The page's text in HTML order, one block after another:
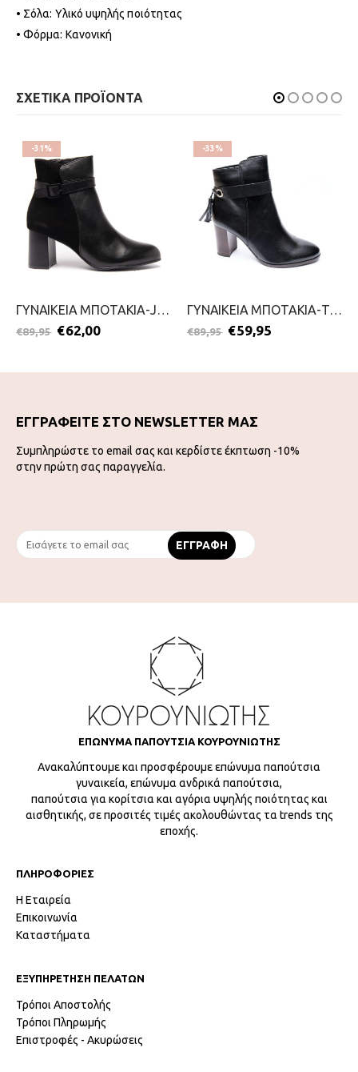
• Σόλα: Υλικό υψηλής ποιότητας
• Φόρμα: Κανονική
ΣΧΕΤΙΚΑ ΠΡΟΪΟΝΤΑ
-31%
ΓΥΝΑΙΚΕΙΑ ΜΠΟΤΑΚΙΑ-JANA-2111-0037-ΜΑΥΡΟ
€89,95 €62,00
-33%
ΓΥΝΑΙΚΕΙΑ ΜΠΟΤΑΚΙΑ-TAMARIS-2111-0053-ΜΑΥΡΟ
€89,95 €59,95
ΕΓΓΡΑΦΕΙΤΕ ΣΤΟ NEWSLETTER ΜΑΣ
Συμπληρώστε το email σας και κερδίστε έκπτωση -10%
στην πρώτη σας παραγγελία.
ΕΠΩΝΥΜΑ ΠΑΠΟΥΤΣΙΑ ΚΟΥΡΟΥΝΙΩΤΗΣ
Ανακαλύπτουμε και προσφέρουμε επώνυμα παπούτσια
γυναικεία, επώνυμα ανδρικά παπούτσια,
παπούτσια για κορίτσια και αγόρια υψηλής ποιότητας και
αισθητικής, σε προσιτές τιμές ακολουθώντας τα trends της
εποχής.
ΠΛΗΡΟΦΟΡΙΕΣ
Η Εταιρεία
Επικοινωνία
Καταστήματα
ΕΞΥΠΗΡΕΤΗΣΗ ΠΕΛΑΤΩΝ
Τρόποι Αποστολής
Τρόποι Πληρωμής
Επιστροφές - Ακυρώσεις